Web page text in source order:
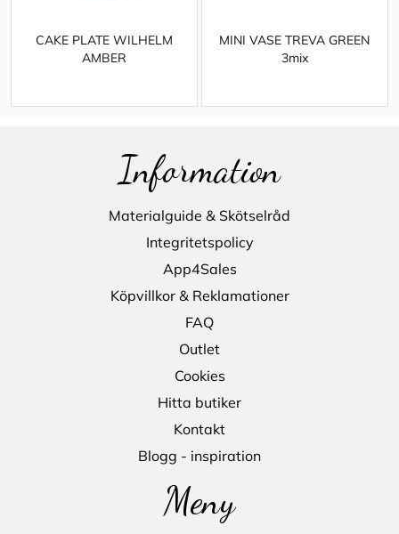
CAKE PLATE WILHELM
AMBER
MINI VASE TREVA GREEN
3mix
Information
Materialguide & Skötselråd
Integritetspolicy
App4Sales
Köpvillkor & Reklamationer
FAQ
Outlet
Cookies
Hitta butiker
Kontakt
Blogg - inspiration
Meny